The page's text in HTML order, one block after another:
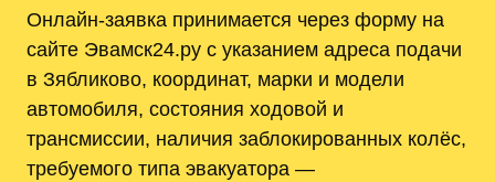
Онлайн-заявка принимается через форму на
сайте Эвамск24.ру с указанием адреса подачи
в Зябликово, координат, марки и модели
автомобиля, состояния ходовой и
трансмиссии, наличия заблокированных колёс,
требуемого типа эвакуатора —